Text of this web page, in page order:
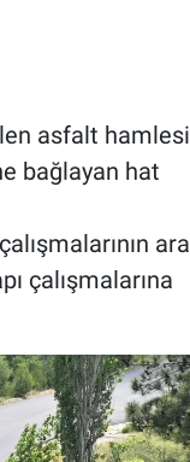
asfalt hamlesi
bağlayan hat
ara
çalışmalarına